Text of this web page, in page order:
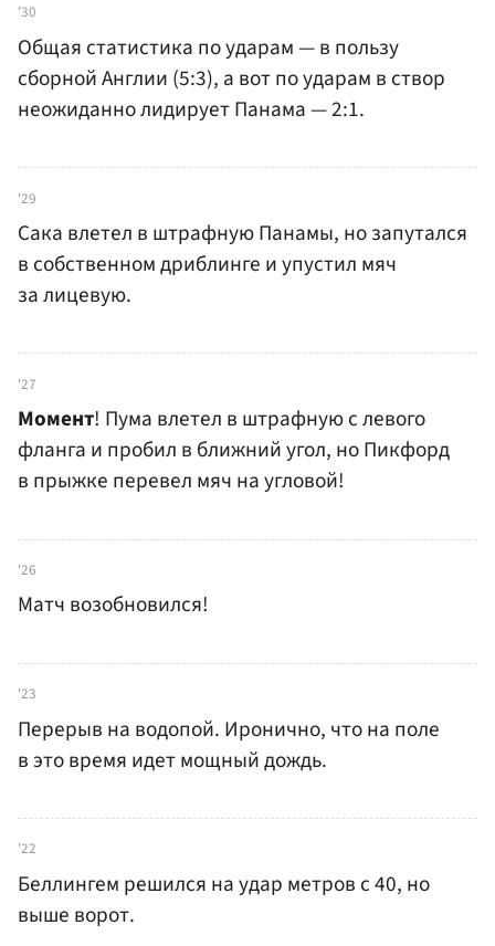
'30
Общая статистика по ударам — в пользу
сборной Англии (5:3), а вот по ударам в створ
неожиданно лидирует Панама — 2:1.
'29
Сака влетел в штрафную Панамы, но запутался
в собственном дриблинге и упустил мяч
за лицевую.
'27
Момент! Пума влетел в штрафную с левого
фланга и пробил в ближний угол, но Пикфорд
в прыжке перевел мяч на угловой!
'26
Матч возобновился!
'23
Перерыв на водопой. Иронично, что на поле
в это время идет мощный дождь.
'22
Беллингем решился на удар метров с 40, но
выше ворот.